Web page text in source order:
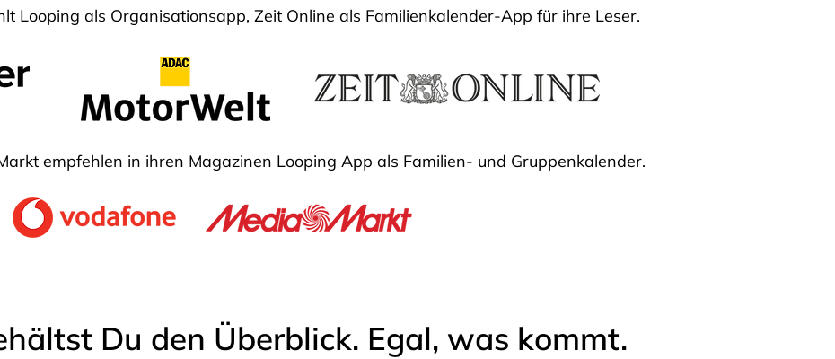
Looping als Organisationsapp, Zeit Online als Familienkalender-App für ihre Leser.
empfehlen in ihren Magazinen Looping App als Familien- und Gruppenkalender.
Du den Überblick. Egal, was kommt.